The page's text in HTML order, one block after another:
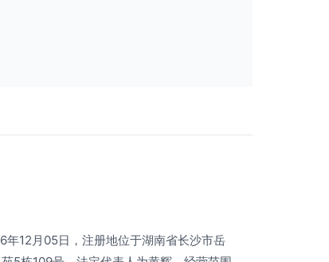
年12月05日，注册地位于湖南省长沙市岳